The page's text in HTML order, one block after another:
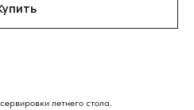
летнего стола.